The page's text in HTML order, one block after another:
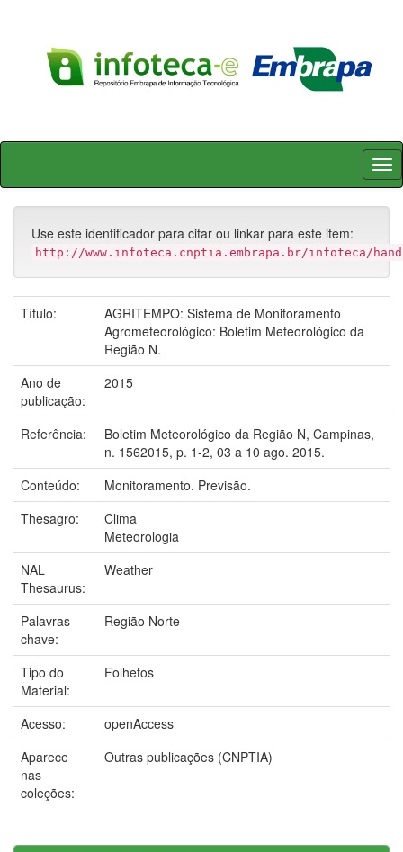
Skip
Use este identificador para citar ou linkar para este item:
http://www.infoteca.cnptia.embrapa.br/infoteca/
Título:
AGRITEMPO: Sistema de Monitoramento
Agrometeorológico: Boletim Meteorológico da
Região N.
Ano de
publicação:
2015
Referência:
Boletim Meteorológico da Região N, Campinas,
n. 1562015, p. 1-2, 03 a 10 ago. 2015.
Conteúdo:
Monitoramento. Previsão.
Thesagro:
Clima
Meteorologia
NAL
Thesaurus:
Weather
Palavras-
chave:
Região Norte
Tipo do
Material:
Folhetos
Acesso:
openAccess
Aparece
nas
coleções:
Outras publicações (CNPTIA)